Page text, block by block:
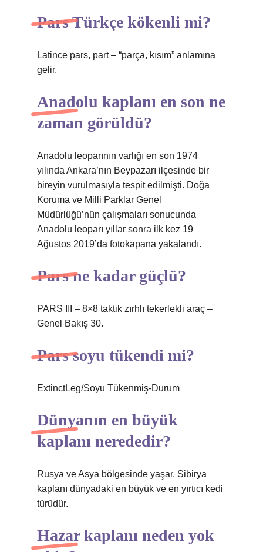
Pars Türkçe kökenli mi?
Latince pars, part – “parça, kısım” anlamına
gelir.
Anadolu kaplanı en son ne
zaman görüldü?
Anadolu leoparının varlığı en son 1974
yılında Ankara’nın Beypazarı ilçesinde bir
bireyin vurulmasıyla tespit edilmişti. Doğa
Koruma ve Milli Parklar Genel
Müdürlüğü’nün çalışmaları sonucunda
Anadolu leoparı yıllar sonra ilk kez 19
Ağustos 2019’da fotokapana yakalandı.
Pars ne kadar güçlü?
PARS III – 8×8 taktik zırhlı tekerlekli araç –
Genel Bakış 30.
Pars soyu tükendi mi?
ExtinctLeg/Soyu Tükenmiş-Durum
Dünyanın en büyük
kaplanı nerededir?
Rusya ve Asya bölgesinde yaşar. Sibirya
kaplanı dünyadaki en büyük ve en yırtıcı kedi
türüdür.
Hazar kaplanı neden yok